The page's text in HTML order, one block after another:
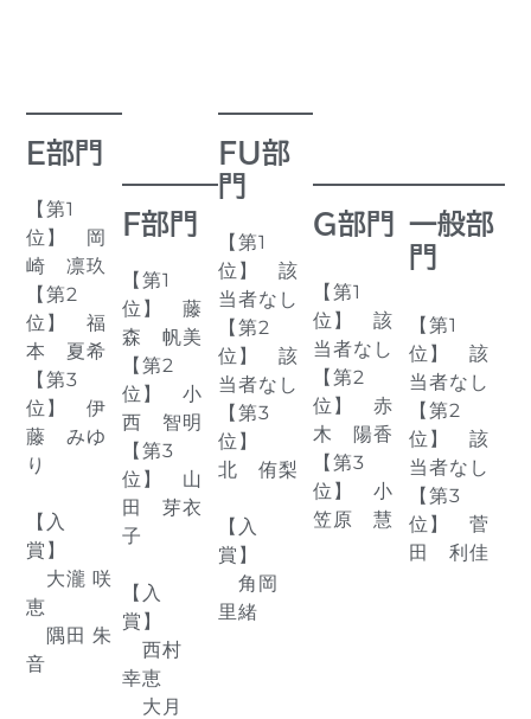
E部門
【第1
位】 岡
崎 凛玖
【第2
位】 福
本 夏希
【第3
位】 伊
藤 みゆ
り
【入
賞】
大瀧 咲
恵
隅田 朱
音
F部門
【第1
位】 藤
森 帆美
【第2
位】 小
西 智明
【第3
位】 山
田 芽衣
子
【入
賞】
西村
幸恵
大月
FU部
門
【第1
位】 該
当者なし
【第2
位】 該
当者なし
【第3
位】
北 侑梨
【入
賞】
角岡
里緒
G部門
【第1
位】 該
当者なし
【第2
位】 赤
木 陽香
【第3
位】 小
笠原 慧
一般部
門
【第1
位】 該
当者なし
【第2
位】 該
当者なし
【第3
位】 菅
田 利佳